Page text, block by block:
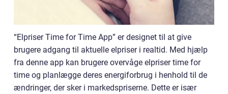
“Elpriser Time for Time App” er designet til at give
brugere adgang til aktuelle elpriser i realtid. Med hjælp
fra denne app kan brugere overvåge elpriser time for
time og planlægge deres energiforbrug i henhold til de
ændringer, der sker i markedspriserne. Dette er især